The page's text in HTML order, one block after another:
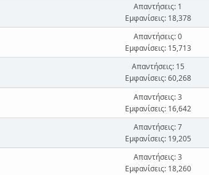
Απαντήσεις: 1
Εμφανίσεις: 18,378
Απαντήσεις: 0
Εμφανίσεις: 15,713
Απαντήσεις: 15
Εμφανίσεις: 60,268
Απαντήσεις: 3
Εμφανίσεις: 16,642
Απαντήσεις: 7
Εμφανίσεις: 19,205
Απαντήσεις: 3
Εμφανίσεις: 18,260